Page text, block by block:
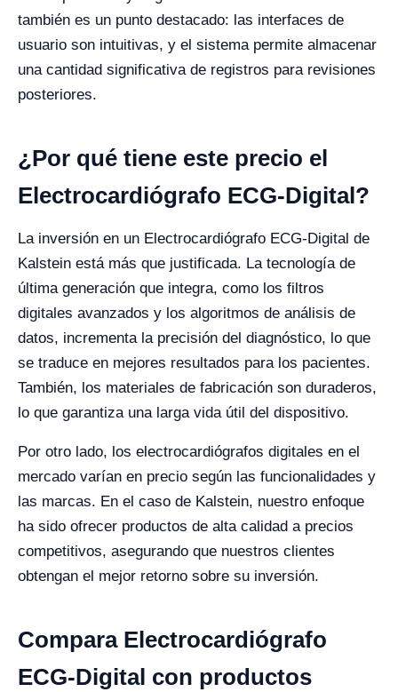
también es un punto destacado: las interfaces de
usuario son intuitivas, y el sistema permite almacenar
una cantidad significativa de registros para revisiones
posteriores.
¿Por qué tiene este precio el
Electrocardiógrafo ECG-Digital?
La inversión en un Electrocardiógrafo ECG-Digital de
Kalstein está más que justificada. La tecnología de
última generación que integra, como los filtros
digitales avanzados y los algoritmos de análisis de
datos, incrementa la precisión del diagnóstico, lo que
se traduce en mejores resultados para los pacientes.
También, los materiales de fabricación son duraderos,
lo que garantiza una larga vida útil del dispositivo.
Por otro lado, los electrocardiógrafos digitales en el
mercado varían en precio según las funcionalidades y
las marcas. En el caso de Kalstein, nuestro enfoque
ha sido ofrecer productos de alta calidad a precios
competitivos, asegurando que nuestros clientes
obtengan el mejor retorno sobre su inversión.
Compara Electrocardiógrafo
ECG-Digital con productos